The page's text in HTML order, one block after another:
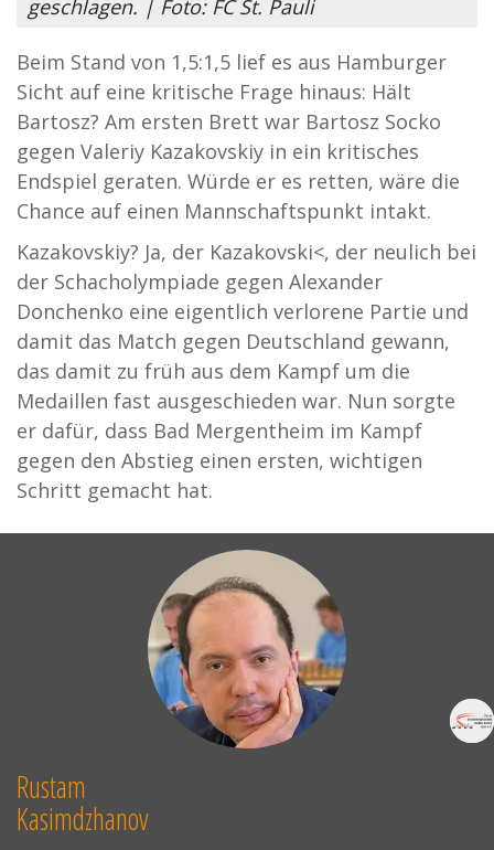
geschlagen. | Foto: FC St. Pauli
Beim Stand von 1,5:1,5 lief es aus Hamburger
Sicht auf eine kritische Frage hinaus: Hält
Bartosz? Am ersten Brett war Bartosz Socko
gegen Valeriy Kazakovskiy in ein kritisches
Endspiel geraten. Würde er es retten, wäre die
Chance auf einen Mannschaftspunkt intakt.
Kazakovskiy? Ja, der Kazakovski<, der neulich bei
der Schacholympiade gegen Alexander
Donchenko eine eigentlich verlorene Partie und
damit das Match gegen Deutschland gewann,
das damit zu früh aus dem Kampf um die
Medaillen fast ausgeschieden war. Nun sorgte
er dafür, dass Bad Mergentheim im Kampf
gegen den Abstieg einen ersten, wichtigen
Schritt gemacht hat.
Rustam
Kasimdzhanov